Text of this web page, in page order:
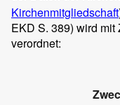
Kirchenmitgliedschaft
EKD S. 389) wird
verordnet: